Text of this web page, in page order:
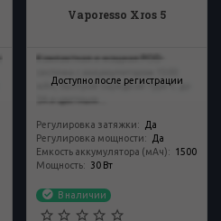
Vaporesso Xros 5
Доступно после регистрации
Компактная и мощная POD-
мАч, быстрой зарядкой Type-C до
Регулировка затяжки:
Да
Регулировка мощности:
Да
Емкость аккумулятора (мАч): 1500
Мощность: 30 Вт
В наличии